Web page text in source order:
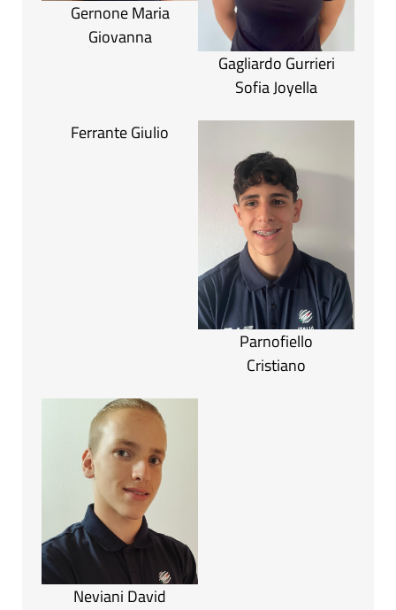
Gernone Maria
Giovanna
Gagliardo Gurrieri
Sofia Joyella
Ferrante Giulio
Parnofiello
Cristiano
Neviani David